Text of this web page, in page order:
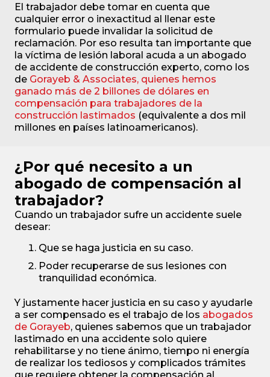
El trabajador debe tomar en cuenta que
cualquier error o inexactitud al llenar este
formulario puede invalidar la solicitud de
reclamación. Por eso resulta tan importante que
la víctima de lesión laboral acuda a un abogado
de accidente de construcción experto, como los
de Gorayeb & Associates, quienes hemos
ganado más de 2 billones de dólares en
compensación para trabajadores de la
construcción lastimados (equivalente a dos mil
millones en países latinoamericanos).
¿Por qué necesito a un
abogado de compensación al
trabajador?
Cuando un trabajador sufre un accidente suele
desear:
Que se haga justicia en su caso.
Poder recuperarse de sus lesiones con
tranquilidad económica.
Y justamente hacer justicia en su caso y ayudarle
a ser compensado es el trabajo de los abogados
de Gorayeb, quienes sabemos que un trabajador
lastimado en una accidente solo quiere
rehabilitarse y no tiene ánimo, tiempo ni energía
de realizar los tediosos y complicados trámites